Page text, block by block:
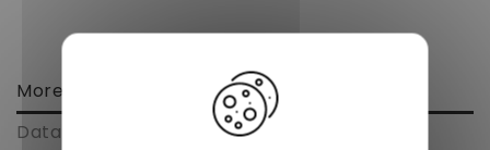
More info
Data sheet